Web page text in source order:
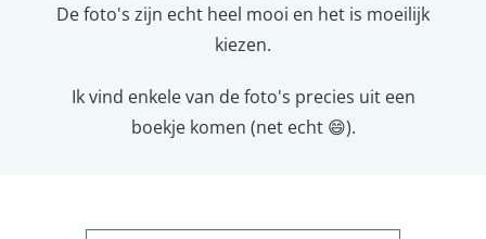
De foto's zijn echt heel mooi en het is moeilijk
kiezen.
Ik vind enkele van de foto's precies uit een
boekje komen (net echt 😄).